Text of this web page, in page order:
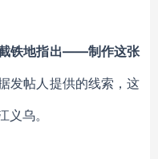
铁地指出——制作这张
发帖人提供的线索，这
乌。